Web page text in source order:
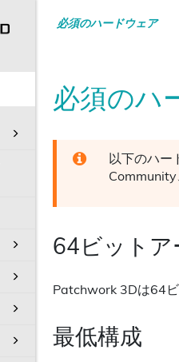
必須のハードウェア
必須のハ
以下のハー
Community
64ビットア
Patchwork 3Dは64
最低構成